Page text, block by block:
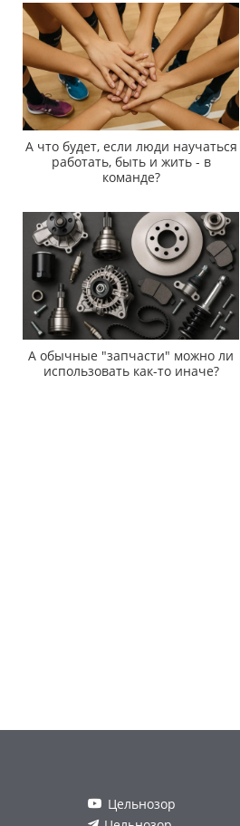
А что будет, если люди научаться
работать, быть и жить - в
команде?
А обычные "запчасти" можно ли
использовать как-то иначе?
Цельнозор